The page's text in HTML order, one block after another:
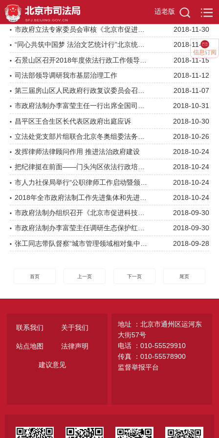
适老版
信息订阅
首页>2018年前政府法制信息
2018-11-30
“同心共筑中国梦 法治文艺统计行”北京统计法治文艺大赛决赛成功举办
2018-11-15
2018-11-15
司法部领导调研我市基层治理工作
2018-11-12
2018-11-07
市政府法制办李富莹主任一行出席全国司法行政信息化工作推进会
2018-10-31
昌平区王合生区长代表区政府出庭应诉
2018-10-30
2018-10-26
发挥律师法律顾问作用 推进法治政府建设
2018-10-24
把纪律挺在前面——门头沟区依法行政培训班学习《中国共产党纪律处分条例》和《监察法》
2018-10-24
2018-10-24
2018-10-24
2018-09-30
市政府法制办李富莹主任调研生态保护红线立法
2018-09-30
2018-09-28
首页 上一页 下一页 尾页
联系我们 关于我们
站点地图 法律声明
建议意见
地址 ：北京市通州区运河东
大街57号
电话 ：010-55529910
传真 ：010-55578900
监督举报平台